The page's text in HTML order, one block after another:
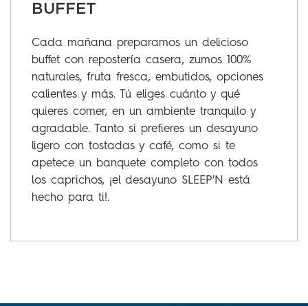
BUFFET
Cada mañana preparamos un delicioso
buffet con repostería casera, zumos 100%
naturales, fruta fresca, embutidos, opciones
calientes y más. Tú eliges cuánto y qué
quieres comer, en un ambiente tranquilo y
agradable. Tanto si prefieres un desayuno
ligero con tostadas y café, como si te
apetece un banquete completo con todos
los caprichos, ¡el desayuno SLEEP'N está
hecho para ti!.